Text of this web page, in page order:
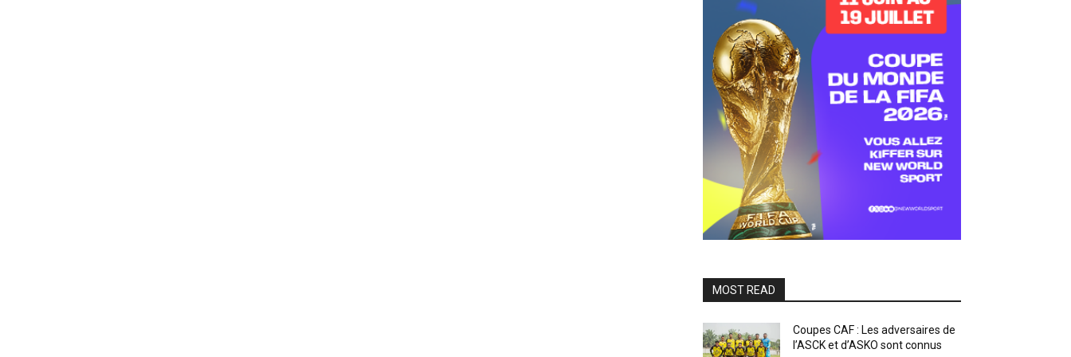
MOST READ
Coupes CAF : Les adversaires de
l’ASCK et d’ASKO sont connus